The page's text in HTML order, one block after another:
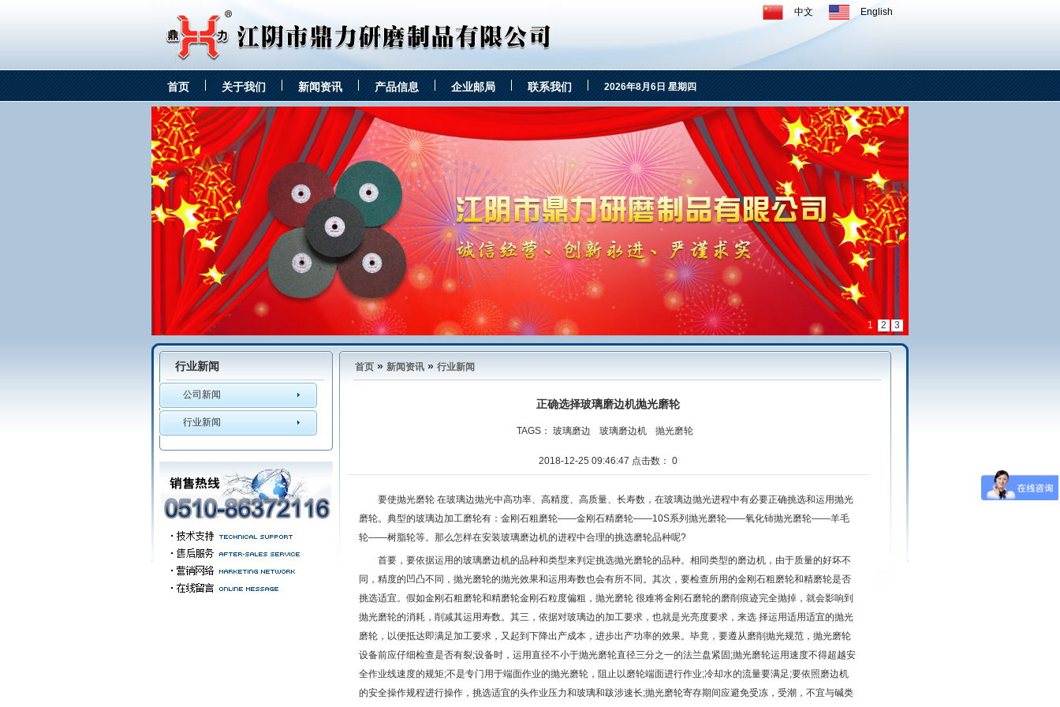
中文 English
首页 关于我们 新闻资讯 产品信息 企业邮局 联系我们 2026年8月6日 星期四
1 2 3
行业新闻
公司新闻
行业新闻
首页 » 新闻资讯 » 行业新闻
正确选择玻璃磨边机抛光磨轮
TAGS： 玻璃磨边 玻璃磨边机 抛光磨轮
2018-12-25 09:46:47 点击数： 0
要使抛光磨轮 在玻璃边抛光中高功率、高精度、高质量、长寿数，在玻璃边抛光进程中有必要正确挑选和运用抛光
磨轮。典型的玻璃边加工磨轮有：金刚石粗磨轮——金刚石精磨轮——10S系列抛光磨轮——氧化铈抛光磨轮——羊毛
轮——树脂轮等。那么怎样在安装玻璃磨边机的进程中合理的挑选磨轮品种呢?
首要，要依据运用的玻璃磨边机的品种和类型来判定挑选抛光磨轮的品种。相同类型的磨边机，由于质量的好坏不
同，精度的凹凸不同，抛光磨轮的抛光效果和运用寿数也会有所不同。其次，要检查所用的金刚石粗磨轮和精磨轮是否
挑选适宜。假如金刚石粗磨轮和精磨轮金刚石粒度偏粗，抛光磨轮 很难将金刚石磨轮的磨削痕迹完全抛掉，就会影响到
抛光磨轮的消耗，削减其运用寿数。其三，依据对玻璃边的加工要求，也就是光亮度要求，来选 择运用适用适宜的抛光
磨轮，以便抵达即满足加工要求，又起到下降出产成本，进步出产功率的效果。毕竟，要遵从磨削抛光规范，抛光磨轮
设备前应仔细检查是否有裂;设备时，运用直径不小于抛光磨轮直径三分之一的法兰盘紧固;抛光磨轮运用速度不得超越安
全作业线速度的规矩;不是专门用于端面作业的抛光磨轮，阻止以磨轮端面进行作业;冷却水的流量要满足;要依照磨边机
的安全操作规程进行操作，挑选适宜的头作业压力和玻璃和跋涉速长;抛光磨轮寄存期间应避免受冻，受潮，不宜与碱类